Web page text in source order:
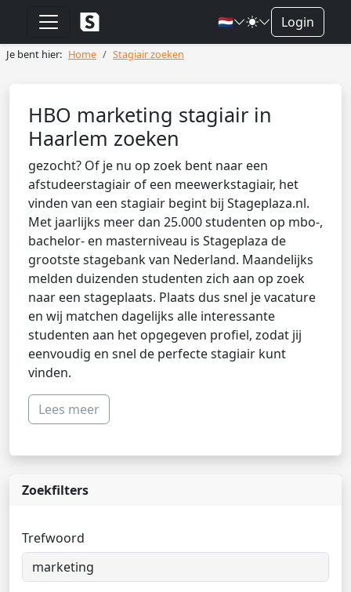
🇳🇱 Login
Je bent hier: Home Stagiair zoeken
HBO marketing stagiair in
Haarlem zoeken
gezocht? Of je nu op zoek bent naar een
afstudeerstagiair of een meewerkstagiair, het
vinden van een stagiair begint bij Stageplaza.nl.
Met jaarlijks meer dan 25.000 studenten op mbo-,
bachelor- en masterniveau is Stageplaza de
grootste stagebank van Nederland. Maandelijks
melden duizenden studenten zich aan op zoek
naar een stageplaats. Plaats dus snel je vacature
en wij matchen dagelijks alle interessante
studenten aan het opgegeven profiel, zodat jij
eenvoudig en snel de perfecte stagiair kunt
vinden.
Lees meer
Zoekfilters
Trefwoord